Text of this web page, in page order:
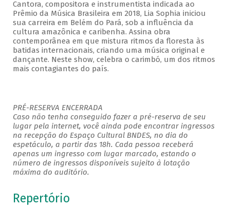
Cantora, compositora e instrumentista indicada ao
Prêmio da Música Brasileira em 2018, Lia Sophia iniciou
sua carreira em Belém do Pará, sob a influência da
cultura amazônica e caribenha. Assina obra
contemporânea em que mistura ritmos da floresta às
batidas internacionais, criando uma música original e
dançante. Neste show, celebra o carimbó, um dos ritmos
mais contagiantes do país.
PRÉ-RESERVA ENCERRADA
Caso não tenha conseguido fazer a pré-reserva de seu
lugar pela internet, você ainda pode encontrar ingressos
na recepção do Espaço Cultural BNDES, no dia do
espetáculo, a partir das 18h. Cada pessoa receberá
apenas um ingresso com lugar marcado, estando o
número de ingressos disponíveis sujeito à lotação
máxima do auditório.
Repertório